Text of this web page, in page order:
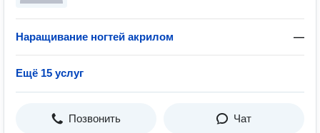
Наращивание ногтей акрилом —
Ещё 15 услуг
Позвонить Чат